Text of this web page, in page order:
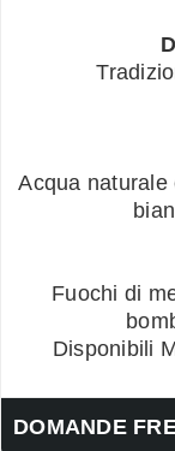
Acqua
Fuochi di
Disponibili
DOMANDE